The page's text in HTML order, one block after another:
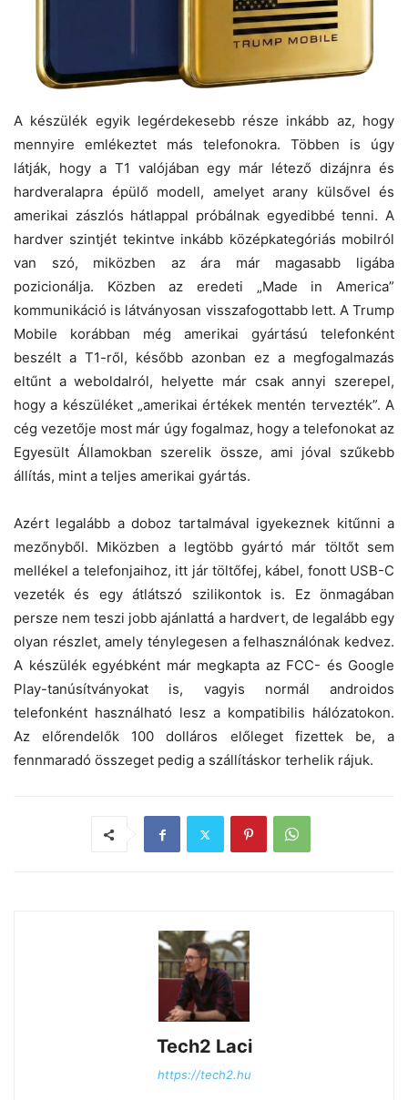
A készülék egyik legérdekesebb része inkább az, hogy
mennyire emlékeztet más telefonokra. Többen is úgy
látják, hogy a T1 valójában egy már létező dizájnra és
hardveralapra épülő modell, amelyet arany külsővel és
amerikai zászlós hátlappal próbálnak egyedibbé tenni. A
hardver szintjét tekintve inkább középkategóriás mobilról
van szó, miközben az ára már magasabb ligába
pozicionálja. Közben az eredeti „Made in America”
kommunikáció is látványosan visszafogottabb lett. A Trump
Mobile korábban még amerikai gyártású telefonként
beszélt a T1-ről, később azonban ez a megfogalmazás
eltűnt a weboldalról, helyette már csak annyi szerepel,
hogy a készüléket „amerikai értékek mentén tervezték”. A
cég vezetője most már úgy fogalmaz, hogy a telefonokat az
Egyesült Államokban szerelik össze, ami jóval szűkebb
állítás, mint a teljes amerikai gyártás.
Azért legalább a doboz tartalmával igyekeznek kitűnni a
mezőnyből. Miközben a legtöbb gyártó már töltőt sem
mellékel a telefonjaihoz, itt jár töltőfej, kábel, fonott USB-C
vezeték és egy átlátszó szilikontok is. Ez önmagában
persze nem teszi jobb ajánlattá a hardvert, de legalább egy
olyan részlet, amely ténylegesen a felhasználónak kedvez.
A készülék egyébként már megkapta az FCC- és Google
Play-tanúsítványokat is, vagyis normál androidos
telefonként használható lesz a kompatibilis hálózatokon.
Az előrendelők 100 dolláros előleget fizettek be, a
fennmaradó összeget pedig a szállításkor terhelik rájuk.
Tech2 Laci
https://tech2.hu